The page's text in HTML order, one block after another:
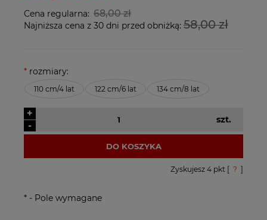
Cena regularna: 68,00 zł
Najniższa cena z 30 dni przed obniżką: 58,00 zł
* rozmiary:
110 cm/4 lat 122 cm/6 lat 134 cm/8 lat
-
+
szt.
DO KOSZYKA
Zyskujesz 4 pkt [ ? ]
* - Pole wymagane